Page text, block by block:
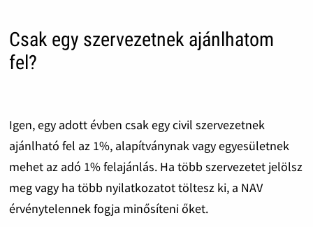
Csak egy szervezetnek ajánlhatom
fel?
Igen, egy adott évben csak egy civil szervezetnek
ajánlható fel az 1%, alapítványnak vagy egyesületnek
mehet az adó 1% felajánlás. Ha több szervezetet jelölsz
meg vagy ha több nyilatkozatot töltesz ki, a NAV
érvénytelennek fogja minősíteni őket.